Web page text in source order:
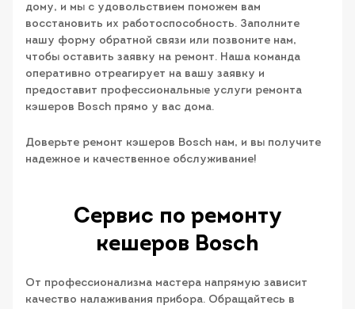
дому, и мы с удовольствием поможем вам
восстановить их работоспособность. Заполните
нашу форму обратной связи или позвоните нам,
чтобы оставить заявку на ремонт. Наша команда
оперативно отреагирует на вашу заявку и
предоставит профессиональные услуги ремонта
кэшеров Bosch прямо у вас дома.
Доверьте ремонт кэшеров Bosch нам, и вы получите
надежное и качественное обслуживание!
Сервис по ремонту
кешеров Bosch
От профессионализма мастера напрямую зависит
качество налаживания прибора. Обращайтесь в